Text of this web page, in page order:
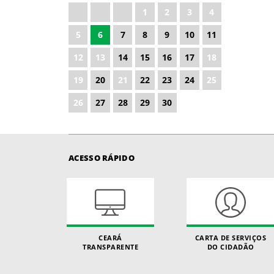
2028
1 2 3
4
5
6 7 8 9 10
11
12
13 14 15 16 17
18
19
20 21 22 23 24
25
26
27 28 29 30
ACESSO RÁPIDO
CEARÁ
TRANSPARENTE
CARTA DE SERVIÇOS
DO CIDADÃO